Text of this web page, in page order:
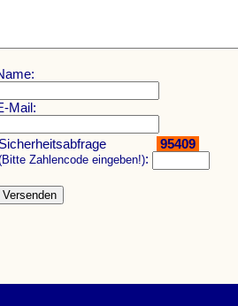
Mail:
Sicherheitsabfrage
Zahlencode eingeben!):
95409